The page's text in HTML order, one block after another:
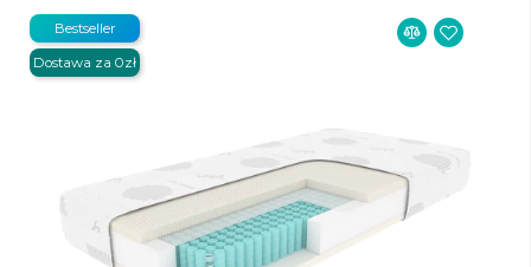
Bestseller
Dostawa za 0zł